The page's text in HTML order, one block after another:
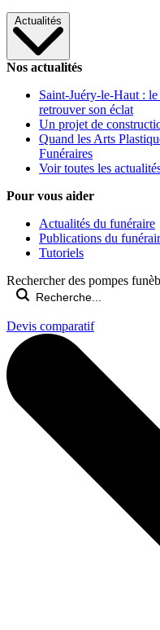
Actualités
Nos actualités
Saint-Juéry-le-Haut :
retrouver son éclat
Un projet de
Quand les Arts
Funéraires
Voir toutes les
Pour vous aider
Actualités du funéraire
Publications du
Tutoriels
Rechercher des pompes
Devis comparatif